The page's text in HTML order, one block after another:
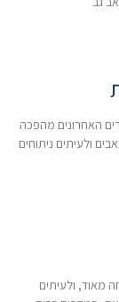
האחרונים מהפכה
ולעיתים ניתוחים
מאוד, ולעיתים